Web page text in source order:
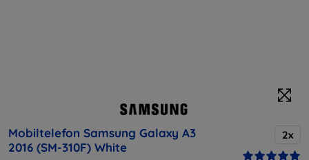
Mobiltelefon Samsung Galaxy A3
2016 (SM-310F) White
2x